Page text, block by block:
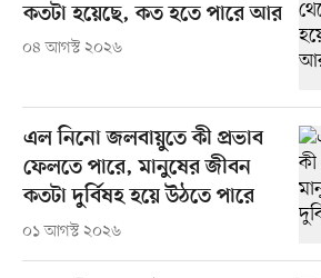
কতটা হয়েছে, কত হতে পারে আর
০৪ আগস্ট ২০২৬
এল নিনো জলবায়ুতে কী প্রভাব
ফেলতে পারে, মানুষের জীবন
কতটা দুর্বিষহ হয়ে উঠতে পারে
০১ আগস্ট ২০২৬